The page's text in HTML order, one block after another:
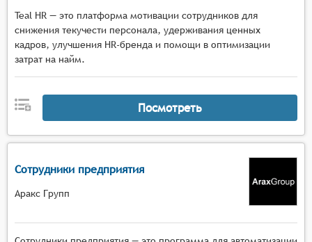
Teal HR — это платформа мотивации сотрудников для
снижения текучести персонала, удерживания ценных
кадров, улучшения HR-бренда и помощи в оптимизации
затрат на найм.
Посмотреть
Сотрудники предприятия
Аракс Групп